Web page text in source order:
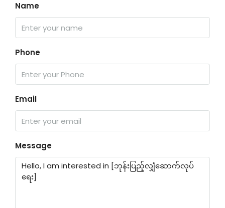
Name
Phone
Email
Message